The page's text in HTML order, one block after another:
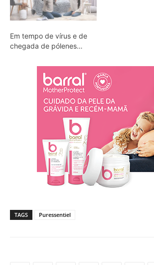
Em tempo de vírus e de
chegada de pólenes…
TAGS Puressentiel